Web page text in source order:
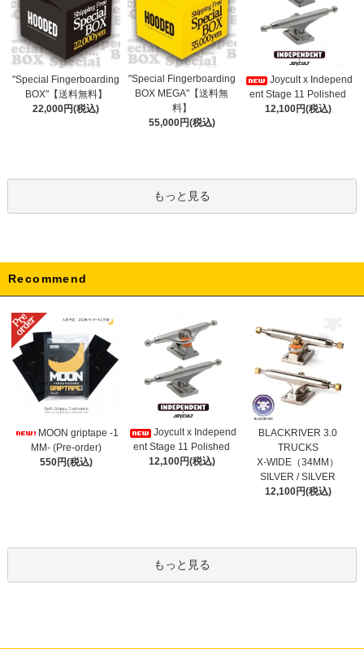
"Special Fingerboarding
BOX"【送料無料】
22,000円(税込)
"Special Fingerboarding
BOX MEGA"【送料無
料】
55,000円(税込)
Joycult x Independ
ent Stage 11 Polished
12,100円(税込)
もっと見る
Recommend
MOON griptape -1
MM- (Pre-order)
550円(税込)
Joycult x Independ
ent Stage 11 Polished
12,100円(税込)
BLACKRIVER 3.0
TRUCKS
X-WIDE（34MM）
SILVER / SILVER
12,100円(税込)
もっと見る